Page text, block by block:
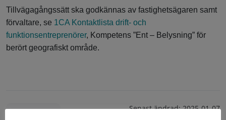
Tillvägagångssätt ska godkännas av fastighetsägaren samt
förvaltare, se 1CA Kontaktlista drift- och
funktionsentreprenörer, Kompetens ”Ent – Belysning” för
berört geografiskt område.
Senast ändrad: 2025-01-07